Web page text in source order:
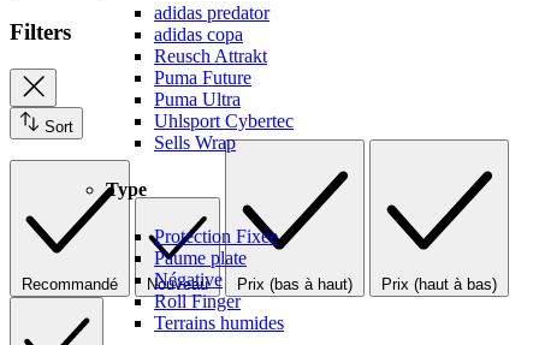
adidas predator
adidas copa
Reusch Attrakt
Puma Future
Puma Ultra
Uhlsport Cybertec
Sells Wrap
Type
Protection Fixée
Paume plate
Négative
Roll Finger
Terrains humides
Filters
Sort
Recommandé Nouveau Prix (bas à haut) Prix (haut à bas)